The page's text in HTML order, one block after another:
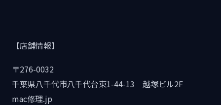
【店舗情報】
〒276-0032
千葉県八千代市八千代台東1-44-13 越塚ビル2F
mac修理.jp